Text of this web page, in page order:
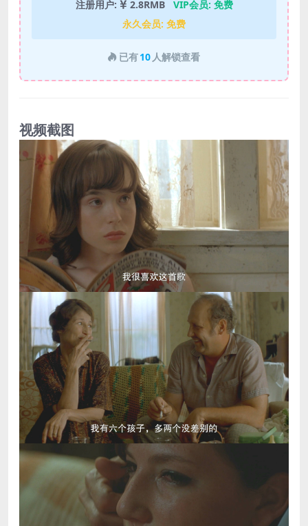
注册用户: 2.8RMB VIP会员: 免费
永久会员: 免费
已有10 人解锁查看
视频截图